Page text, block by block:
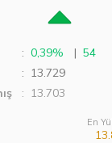
: 0,39% | 54
: 13.729
: 13.703
En